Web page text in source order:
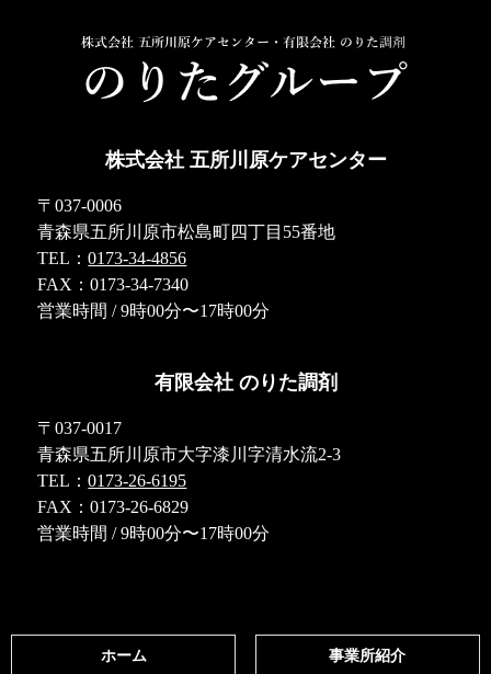
株式会社 五所川原ケアセンター
〒037-0006
青森県五所川原市松島町四丁目55番地
TEL：0173-34-4856
FAX：0173-34-7340
営業時間 / 9時00分〜17時00分
有限会社 のりた調剤
〒037-0017
青森県五所川原市大字漆川字清水流2-3
TEL：0173-26-6195
FAX：0173-26-6829
営業時間 / 9時00分〜17時00分
ホーム 事業所紹介